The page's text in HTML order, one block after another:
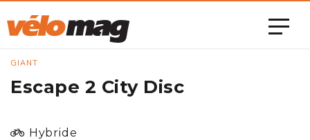
GIANT
Escape 2 City Disc
Hybride